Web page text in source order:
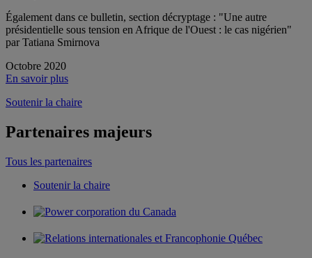
Également dans ce bulletin, section décryptage : "Une autre
présidentielle sous tension en Afrique de l'Ouest : le cas nigérien"
par Tatiana Smirnova
Octobre 2020
En savoir plus
Soutenir la chaire
Partenaires majeurs
Tous les partenaires
Soutenir la chaire